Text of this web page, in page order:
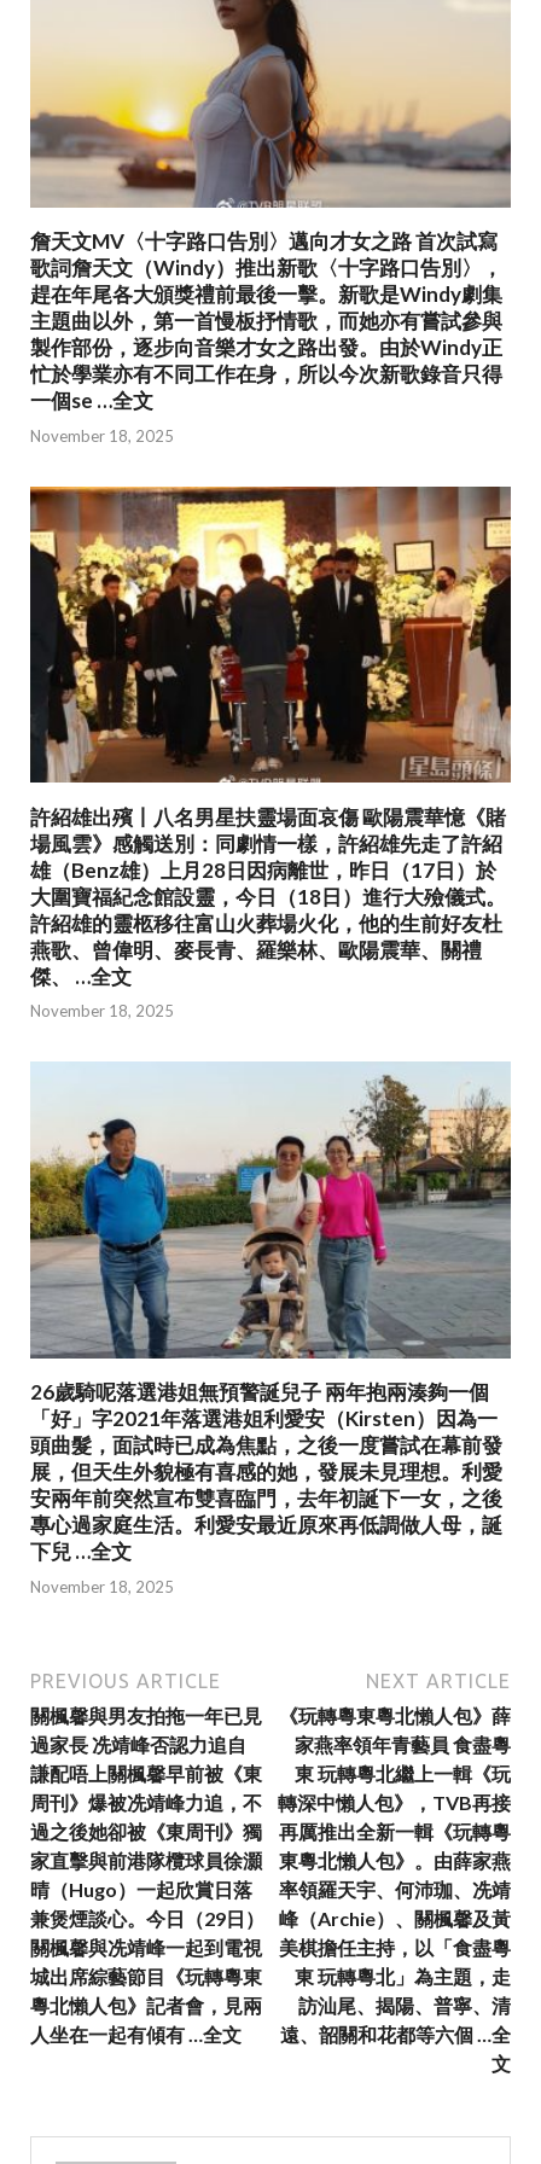
詹天文MV〈十字路口告別〉邁向才女之路 首次試寫
歌詞詹天文（Windy）推出新歌〈十字路口告別〉，
趕在年尾各大頒獎禮前最後一擊。新歌是Windy劇集
主題曲以外，第一首慢板抒情歌，而她亦有嘗試參與
製作部份，逐步向音樂才女之路出發。由於Windy正
忙於學業亦有不同工作在身，所以今次新歌錄音只得
一個se …全文
November 18, 2025
許紹雄出殯丨八名男星扶靈場面哀傷 歐陽震華憶《賭
場風雲》感觸送別：同劇情一樣，許紹雄先走了許紹
雄（Benz雄）上月28日因病離世，昨日（17日）於
大圍寶福紀念館設靈，今日（18日）進行大殮儀式。
許紹雄的靈柩移往富山火葬場火化，他的生前好友杜
燕歌、曾偉明、麥長青、羅樂林、歐陽震華、關禮
傑、 …全文
November 18, 2025
26歲騎呢落選港姐無預警誕兒子 兩年抱兩湊夠一個
「好」字2021年落選港姐利愛安（Kirsten）因為一
頭曲髮，面試時已成為焦點，之後一度嘗試在幕前發
展，但天生外貌極有喜感的她，發展未見理想。利愛
安兩年前突然宣布雙喜臨門，去年初誕下一女，之後
專心過家庭生活。利愛安最近原來再低調做人母，誕
下兒 …全文
November 18, 2025
PREVIOUS ARTICLE
關楓馨與男友拍拖一年已見
過家長 冼靖峰否認力追自
謙配唔上關楓馨早前被《東
周刊》爆被冼靖峰力追，不
過之後她卻被《東周刊》獨
家直擊與前港隊欖球員徐灝
晴（Hugo）一起欣賞日落
兼煲煙談心。今日（29日）
關楓馨與冼靖峰一起到電視
城出席綜藝節目《玩轉粵東
粵北懶人包》記者會，見兩
人坐在一起有傾有 …全文
NEXT ARTICLE
《玩轉粵東粵北懶人包》薛
家燕率領年青藝員 食盡粵
東 玩轉粵北繼上一輯《玩
轉深中懶人包》，TVB再接
再厲推出全新一輯《玩轉粵
東粵北懶人包》。由薛家燕
率領羅天宇、何沛珈、冼靖
峰（Archie）、關楓馨及黃
美棋擔任主持，以「食盡粵
東 玩轉粵北」為主題，走
訪汕尾、揭陽、普寧、清
遠、韶關和花都等六個 …全
文